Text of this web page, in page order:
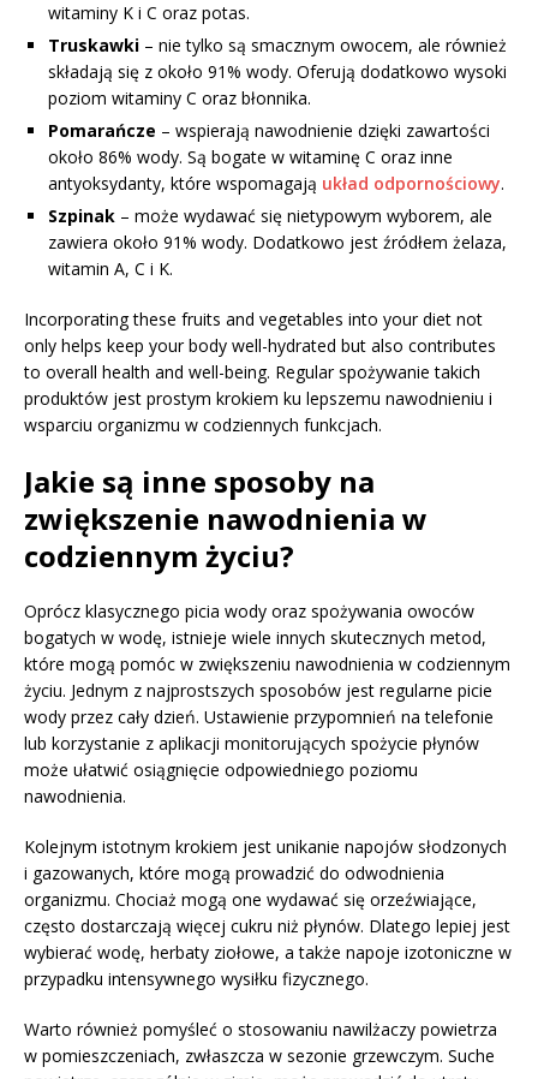
witaminy K i C oraz potas.
Truskawki – nie tylko są smacznym owocem, ale również
składają się z około 91% wody. Oferują dodatkowo wysoki
poziom witaminy C oraz błonnika.
Pomarańcze – wspierają nawodnienie dzięki zawartości
około 86% wody. Są bogate w witaminę C oraz inne
antyoksydanty, które wspomagają układ odpornościowy.
Szpinak – może wydawać się nietypowym wyborem, ale
zawiera około 91% wody. Dodatkowo jest źródłem żelaza,
witamin A, C i K.
Incorporating these fruits and vegetables into your diet not
only helps keep your body well-hydrated but also contributes
to overall health and well-being. Regular spożywanie takich
produktów jest prostym krokiem ku lepszemu nawodnieniu i
wsparciu organizmu w codziennych funkcjach.
Jakie są inne sposoby na
zwiększenie nawodnienia w
codziennym życiu?
Oprócz klasycznego picia wody oraz spożywania owoców
bogatych w wodę, istnieje wiele innych skutecznych metod,
które mogą pomóc w zwiększeniu nawodnienia w codziennym
życiu. Jednym z najprostszych sposobów jest regularne picie
wody przez cały dzień. Ustawienie przypomnień na telefonie
lub korzystanie z aplikacji monitorujących spożycie płynów
może ułatwić osiągnięcie odpowiedniego poziomu
nawodnienia.
Kolejnym istotnym krokiem jest unikanie napojów słodzonych
i gazowanych, które mogą prowadzić do odwodnienia
organizmu. Chociaż mogą one wydawać się orzeźwiające,
często dostarczają więcej cukru niż płynów. Dlatego lepiej jest
wybierać wodę, herbaty ziołowe, a także napoje izotoniczne w
przypadku intensywnego wysiłku fizycznego.
Warto również pomyśleć o stosowaniu nawilżaczy powietrza
w pomieszczeniach, zwłaszcza w sezonie grzewczym. Suche